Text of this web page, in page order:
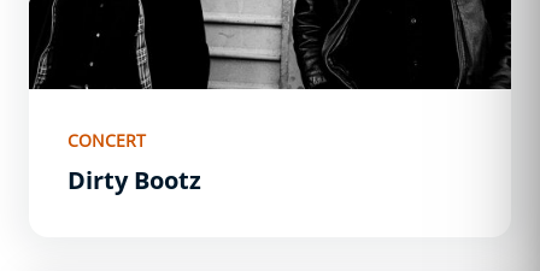
CONCERT
Dirty Bootz